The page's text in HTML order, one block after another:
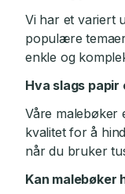
Vi har et variert
populære
enkle og
Hva slags papir
Våre malebøker
kvalitet for å
når du bruker
Kan malebøker